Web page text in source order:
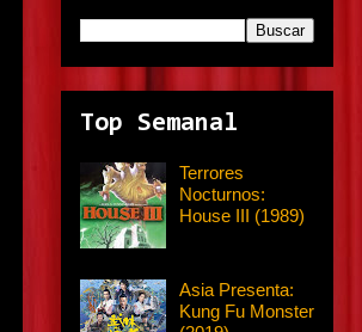
Top Semanal
Terrores
Nocturnos:
House III (1989)
Asia Presenta:
Kung Fu Monster